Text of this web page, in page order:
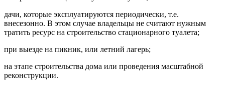
дачи, которые эксплуатируются периодически, т.е.
внесезонно. В этом случае владельцы не считают нужным
тратить ресурс на строительство стационарного туалета;
при выезде на пикник, или летний лагерь;
на этапе строительства дома или проведения масштабной
реконструкции.